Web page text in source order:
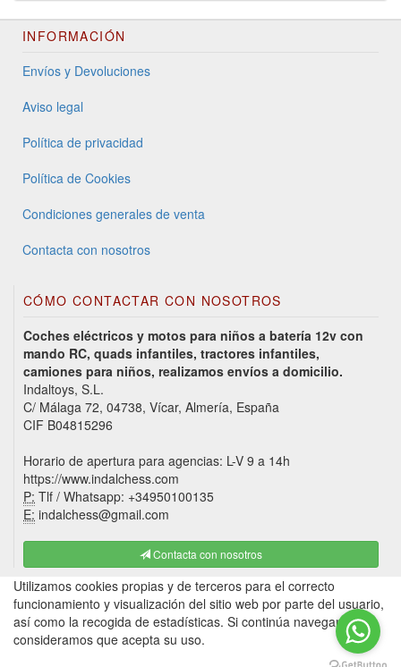
INFORMACIÓN
Envíos y Devoluciones
Aviso legal
Política de privacidad
Política de Cookies
Condiciones generales de venta
Contacta con nosotros
CÓMO CONTACTAR CON NOSOTROS
Coches eléctricos y motos para niños a batería 12v con
mando RC, quads infantiles, tractores infantiles,
camiones para niños, realizamos envíos a domicilio.
Indaltoys, S.L.
C/ Málaga 72, 04738, Vícar, Almería, España
CIF B04815296
Horario de apertura para agencias: L-V 9 a 14h
https://www.indalchess.com
P: Tlf / Whatsapp: +34950100135
E: indalchess@gmail.com
Contacta con nosotros
Utilizamos cookies propias y de terceros para el correcto
funcionamiento y visualización del sitio web por parte del usuario,
así como la recogida de estadísticas. Si continúa navegando,
consideramos que acepta su uso.